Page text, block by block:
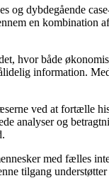
dybdegående
en kombination
hvor både
information.
ved at fortælle
analyser og
med fælles
tilgang